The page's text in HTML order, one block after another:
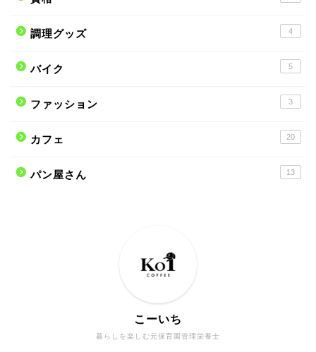
調理グッズ 4
バイク 5
ファッション 3
カフェ 20
パン屋さん 13
暮らしを楽しむ元保育園管理栄養士
こーいち